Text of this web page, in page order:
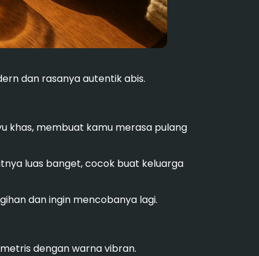
dan rasanya autentik abis.
khas, membuat kamu merasa pulang
luas banget, cocok buat keluarga
dan ingin mencobanya lagi.
dengan warna vibran.